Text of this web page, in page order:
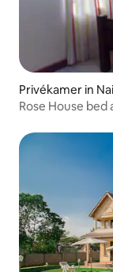
Privékamer in
Rose House bed